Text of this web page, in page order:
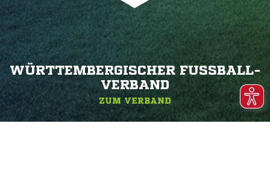
WÜRTTEMBERGISCHER FUSSBALL-V
ERBAND
ZUM VERBAND